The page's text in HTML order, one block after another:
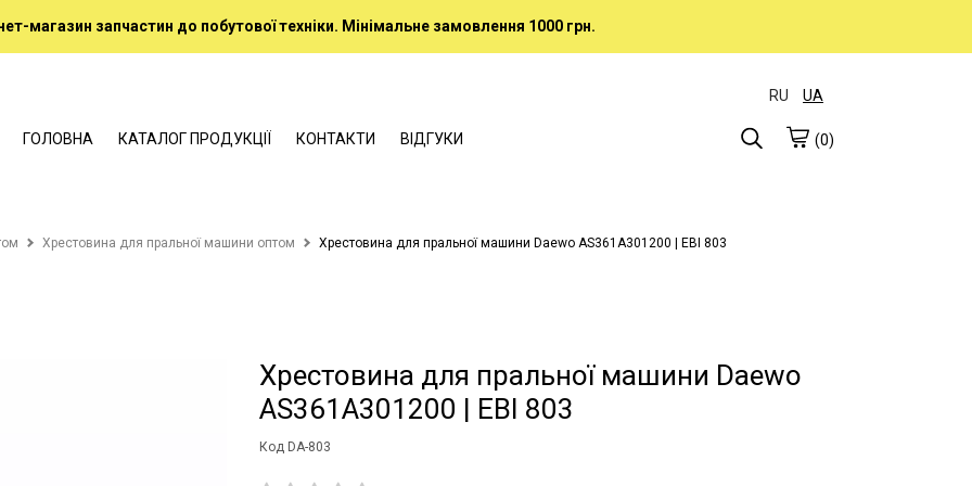
магазин запчастин до побутової техніки. Мінімальне замовлення 1000 грн.
RU UA
ГОЛОВНА КАТАЛОГ ПРОДУКЦІЇ КОНТАКТИ ВІДГУКИ (0)
Хрестовина для пральної машини оптом Хрестовина для пральної машини Daewo AS361A301200 | EBI 803
Хрестовина для пральної машини Daewo
AS361A301200 | EBI 803
Код DA-803